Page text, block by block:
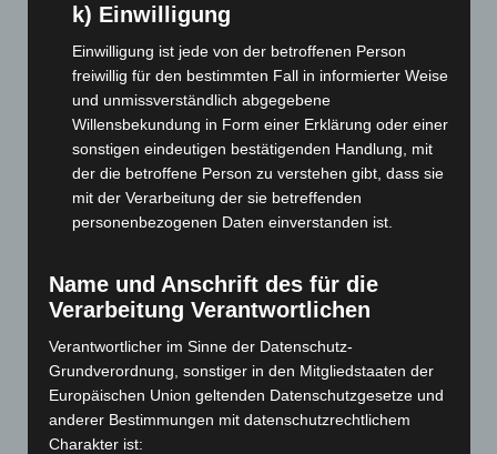
April 2024
März 2024(103)
Februar 2024(103)
Januar 2024(111)
Dezember 2023
(130)
November 2023(130)
Oktober 2023(114)
August 2023(134)
Juni 2023(142)
Mai 2023(139)
April 2023(155)
k) Einwilligung
Einwilligung ist jede von der betroffenen Person
freiwillig für den bestimmten Fall in informierter Weise
und unmissverständlich abgegebene
Willensbekundung in Form einer Erklärung oder einer
sonstigen eindeutigen bestätigenden Handlung, mit
der die betroffene Person zu verstehen gibt, dass sie
mit der Verarbeitung der sie betreffenden
personenbezogenen Daten einverstanden ist.
Name und Anschrift des für die
Verarbeitung Verantwortlichen
Verantwortlicher im Sinne der Datenschutz-
Grundverordnung, sonstiger in den Mitgliedstaaten der
Europäischen Union geltenden Datenschutzgesetze und
anderer Bestimmungen mit datenschutzrechtlichem
Charakter ist: